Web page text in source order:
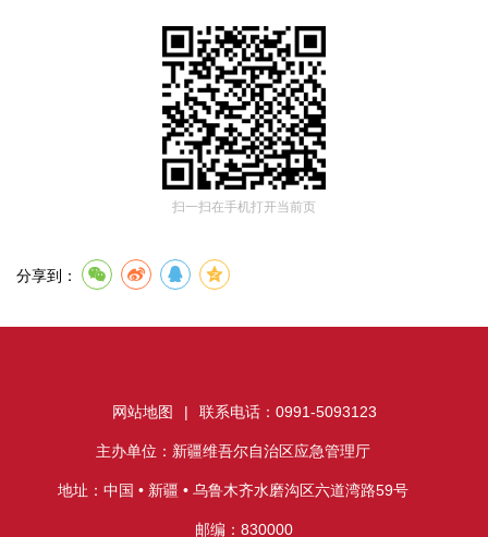
扫一扫在手机打开当前页
分享到：
网站地图 | 联系电话：0991-5093123
主办单位：新疆维吾尔自治区应急管理厅
地址：中国 • 新疆 • 乌鲁木齐水磨沟区六道湾路59号
邮编：830000